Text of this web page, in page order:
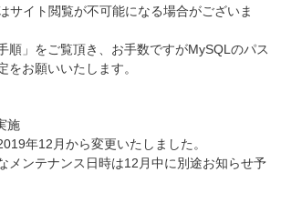
サイト閲覧が不可能になる場合がございま
順」をご覧頂き、お手数ですがMySQLのパス
をお願いいたします。
施
年12月から変更いたしました。
メンテナンス日時は12月中に別途お知らせ予